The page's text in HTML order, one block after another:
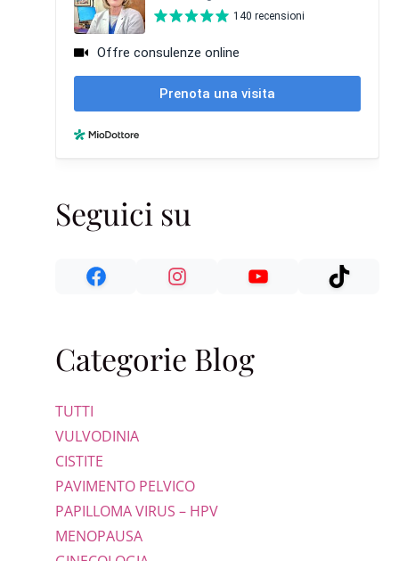
Seguici su
Categorie Blog
TUTTI
VULVODINIA
CISTITE
PAVIMENTO PELVICO
PAPILLOMA VIRUS – HPV
MENOPAUSA